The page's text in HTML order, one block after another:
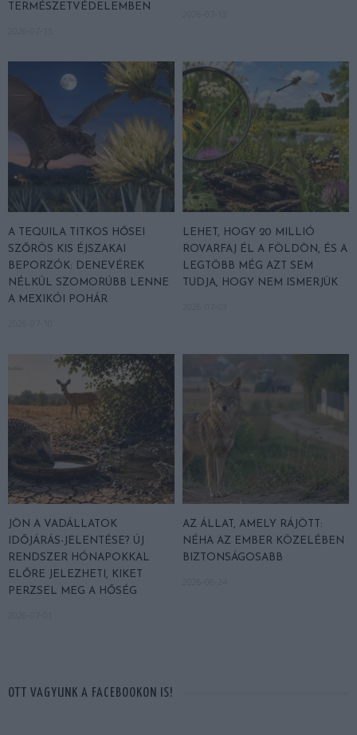
TERMÉSZETVÉDELEMBEN
A TEQUILA TITKOS HŐSEI
SZŐRÖS KIS ÉJSZAKAI
BEPORZÓK: DENEVÉREK
NÉLKÜL SZOMORÚBB LENNE
A MEXIKÓI POHÁR
LEHET, HOGY 20 MILLIÓ
ROVARFAJ ÉL A FÖLDÖN, ÉS A
LEGTÖBB MÉG AZT SEM
TUDJA, HOGY NEM ISMERJÜK
JÖN A VADÁLLATOK
IDŐJÁRÁS-JELENTÉSE? ÚJ
RENDSZER HÓNAPOKKAL
ELŐRE JELEZHETI, KIKET
PERZSEL MEG A HŐSÉG
AZ ÁLLAT, AMELY RÁJÖTT:
NÉHA AZ EMBER KÖZELÉBEN
BIZTONSÁGOSABB
OTT VAGYUNK A FACEBOOKON IS!